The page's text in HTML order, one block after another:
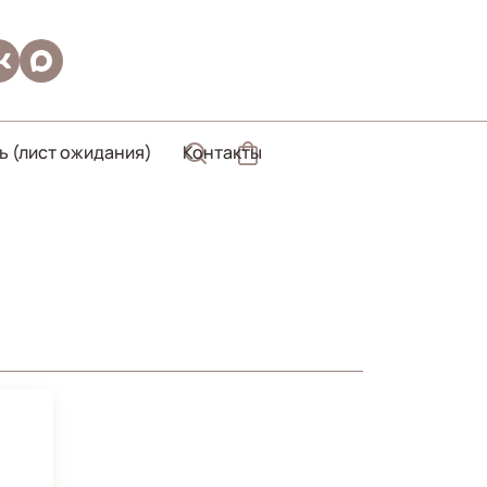
(лист ожидания) Контакты